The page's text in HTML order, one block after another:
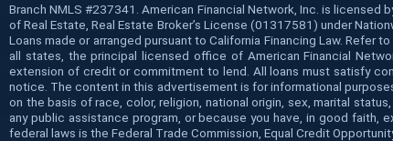
Branch NMLS #237341. American Financial Network, Inc. is licensed
of Real Estate, Real Estate Broker’s License (01317581) under
Loans made or arranged pursuant to California Financing Law. Refer
all states, the principal licensed office of American Financial
extension of credit or commitment to lend. All loans must satisfy
notice. The content in this advertisement is for informational
on the basis of race, color, religion, national origin, sex, marital
any public assistance program, or because you have, in good
federal laws is the Federal Trade Commission, Equal Credit